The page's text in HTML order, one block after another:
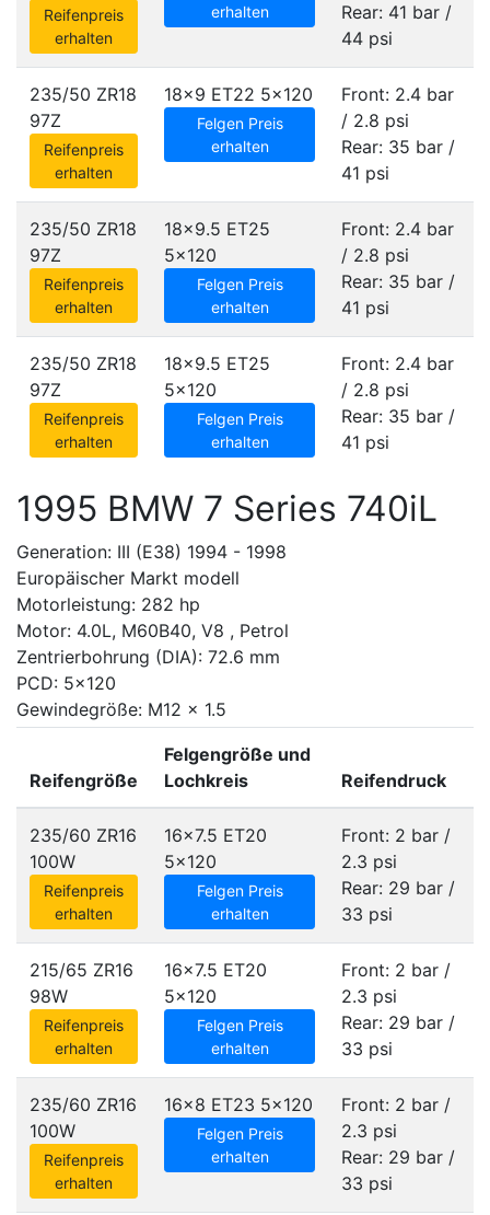
Reifenpreis
erhalten
erhalten
Rear: 41 bar /
44 psi
235/50 ZR18
97Z
Reifenpreis
erhalten
18x9 ET22 5x120
Felgen Preis
erhalten
Front: 2.4 bar
/ 2.8 psi
Rear: 35 bar /
41 psi
235/50 ZR18
97Z
Reifenpreis
erhalten
18x9.5 ET25
5x120
Felgen Preis
erhalten
Front: 2.4 bar
/ 2.8 psi
Rear: 35 bar /
41 psi
235/50 ZR18
97Z
Reifenpreis
erhalten
18x9.5 ET25
5x120
Felgen Preis
erhalten
Front: 2.4 bar
/ 2.8 psi
Rear: 35 bar /
41 psi
1995 BMW 7 Series 740iL
Generation: III (E38) 1994 - 1998
Europäischer Markt modell
Motorleistung: 282 hp
Motor: 4.0L, M60B40, V8 , Petrol
Zentrierbohrung (DIA): 72.6 mm
PCD: 5x120
Gewindegröße: M12 x 1.5
Reifengröße
Felgengröße und
Lochkreis
Reifendruck
235/60 ZR16
100W
Reifenpreis
erhalten
16x7.5 ET20
5x120
Felgen Preis
erhalten
Front: 2 bar /
2.3 psi
Rear: 29 bar /
33 psi
215/65 ZR16
98W
Reifenpreis
erhalten
16x7.5 ET20
5x120
Felgen Preis
erhalten
Front: 2 bar /
2.3 psi
Rear: 29 bar /
33 psi
235/60 ZR16
100W
Reifenpreis
erhalten
16x8 ET23 5x120
Felgen Preis
erhalten
Front: 2 bar /
2.3 psi
Rear: 29 bar /
33 psi